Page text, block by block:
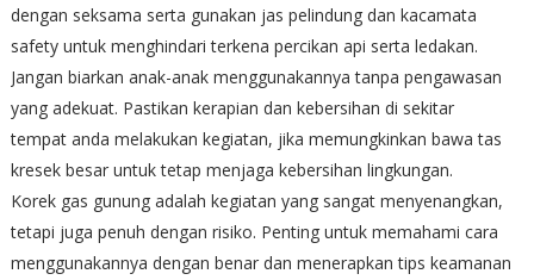
dengan seksama serta gunakan jas pelindung dan kacamata
safety untuk menghindari terkena percikan api serta ledakan.
Jangan biarkan anak-anak menggunakannya tanpa pengawasan
yang adekuat. Pastikan kerapian dan kebersihan di sekitar
tempat anda melakukan kegiatan, jika memungkinkan bawa tas
kresek besar untuk tetap menjaga kebersihan lingkungan.
Korek gas gunung adalah kegiatan yang sangat menyenangkan,
tetapi juga penuh dengan risiko. Penting untuk memahami cara
menggunakannya dengan benar dan menerapkan tips keamanan